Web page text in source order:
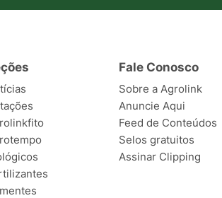
Fale Conosco
Sobre a Agrolink
Anuncie Aqui
Feed de Conteúdos
Selos gratuitos
Assinar Clipping